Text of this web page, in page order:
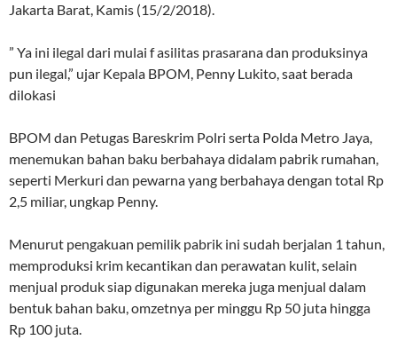
Jakarta Barat, Kamis (15/2/2018).
” Ya ini ilegal dari mulai f asilitas prasarana dan produksinya
pun ilegal,” ujar Kepala BPOM, Penny Lukito, saat berada
dilokasi
BPOM dan Petugas Bareskrim Polri serta Polda Metro Jaya,
menemukan bahan baku berbahaya didalam pabrik rumahan,
seperti Merkuri dan pewarna yang berbahaya dengan total Rp
2,5 miliar, ungkap Penny.
Menurut pengakuan pemilik pabrik ini sudah berjalan 1 tahun,
memproduksi krim kecantikan dan perawatan kulit, selain
menjual produk siap digunakan mereka juga menjual dalam
bentuk bahan baku, omzetnya per minggu Rp 50 juta hingga
Rp 100 juta.